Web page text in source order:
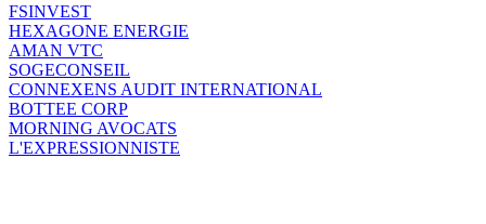
FSINVEST
HEXAGONE ENERGIE
AMAN VTC
SOGECONSEIL
CONNEXENS AUDIT INTERNATIONAL
BOTTEE CORP
MORNING AVOCATS
L'EXPRESSIONNISTE